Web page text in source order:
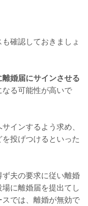
確認しておきましょ
離婚届にサインさせる
る可能性が高いで
インするよう求め、
投げつけるといった
夫の要求に従い離婚
に離婚届を提出てし
では、離婚が無効で